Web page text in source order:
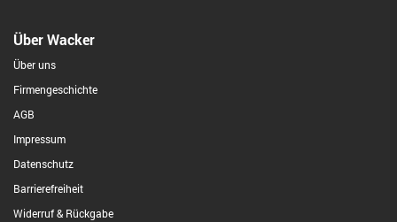
Über Wacker
Über uns
Firmengeschichte
AGB
Impressum
Datenschutz
Barrierefreiheit
Widerruf & Rückgabe